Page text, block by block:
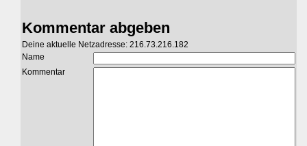
Kommentar abgeben
Deine aktuelle Netzadresse: 216.73.216.182
Name
Kommentar